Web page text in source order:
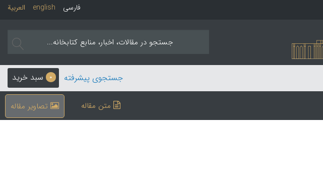
العربیة english فارسی
0 سبد خرید جستجوی پیشرفته
متن مقاله تصاویر مقاله